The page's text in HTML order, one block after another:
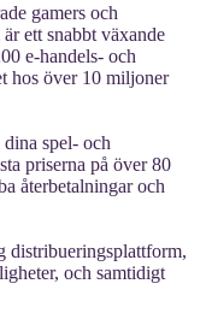
gamers och
ett snabbt växande
e-handels- och
hos över 10 miljoner
spel- och
priserna på över 80
återbetalningar och
distribueringsplattform,
och samtidigt